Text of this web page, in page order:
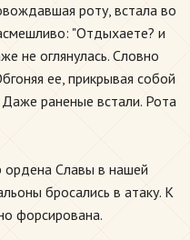
роту, встала во
"Отдыхаете? и
не оглянулась. Словно
ее, прикрывая собой
Даже раненые встали. Рота
ордена Славы в нашей
бросались в атаку. К
форсирована.